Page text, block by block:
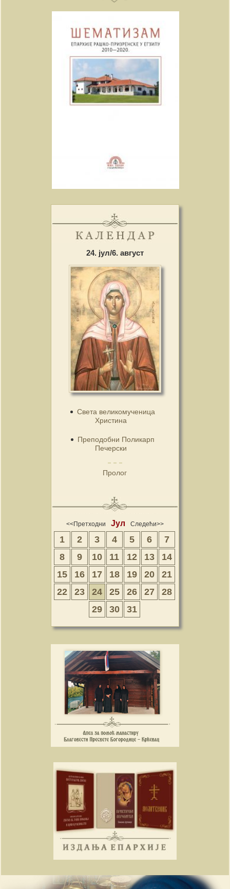
24. јул/6. август
Света великомученица
Христина
Преподобни Поликарп
Печерски
Пролог
<<Претходни Јул Следећи>>
1 2 3 4 5 6
7
8
9 10 11 12 13
14
15
16 17 18 19 20
21
22
23 24 25 26 27
28
29
30 31